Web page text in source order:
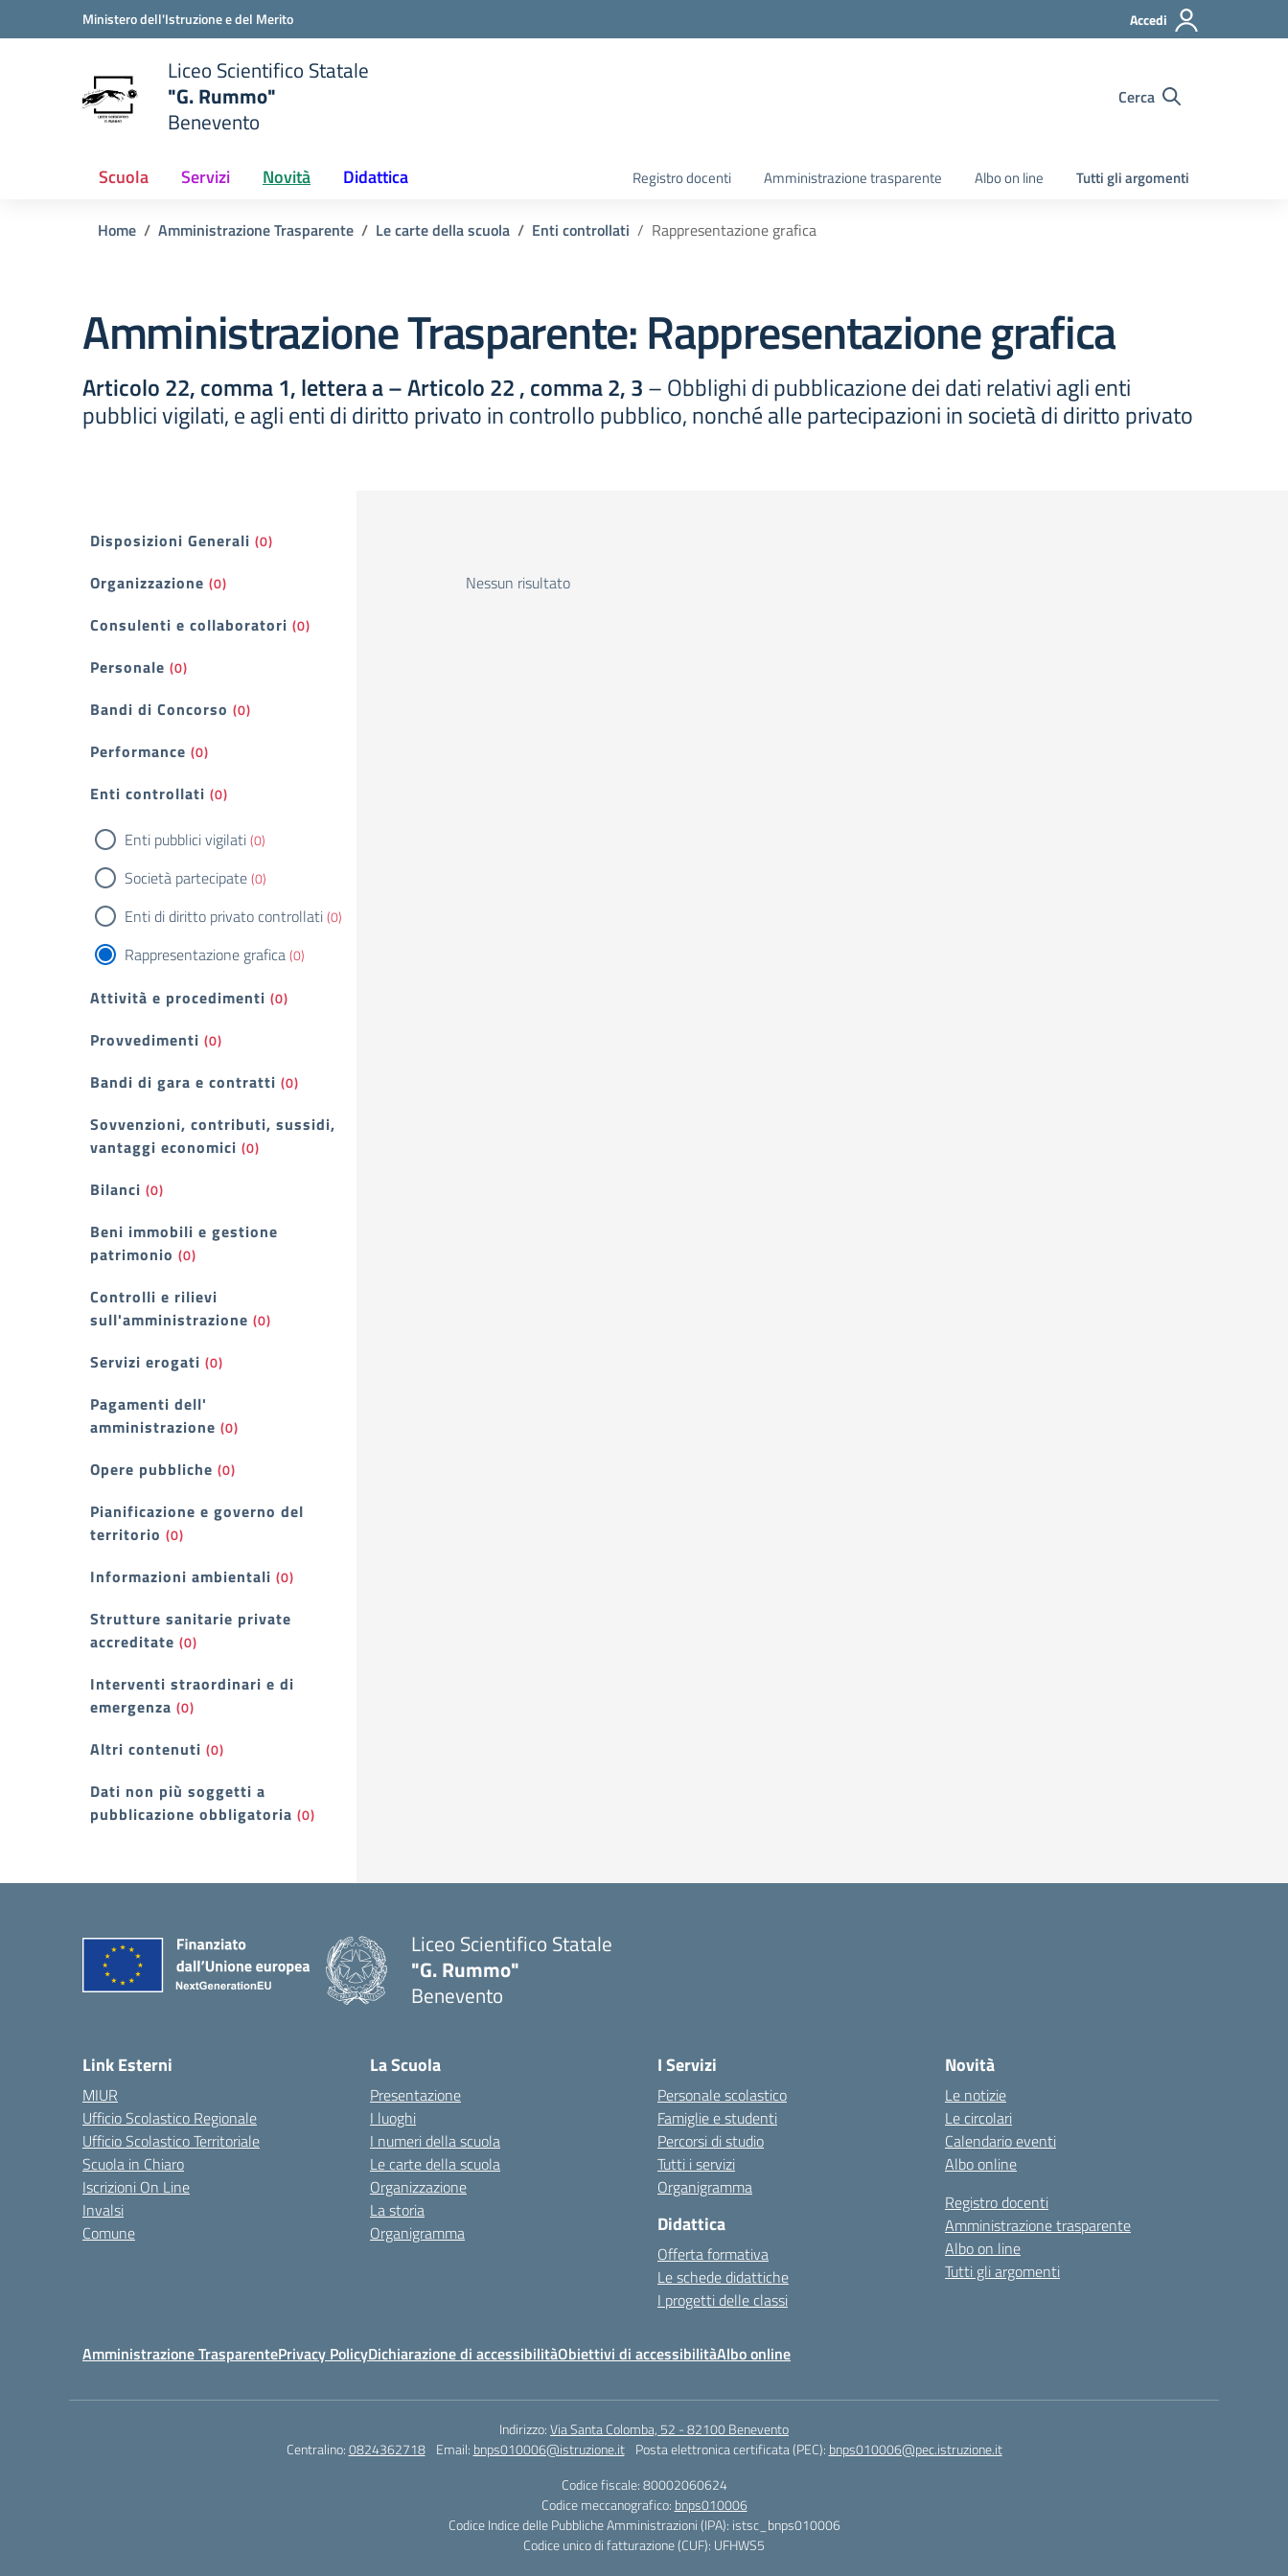
Vai ai contenuti
Vai al menu di navigazioneMinistero dell'Istruzione e del Merito Accedi
scuola
Liceo Scientifico Statale
"G. Rummo"
Benevento
Cerca
Scuola Servizi Novità Didattica Registro docenti Amministrazione trasparente Albo on line Tutti gli argomenti
Home Amministrazione Trasparente Le carte della scuola Enti controllati Rappresentazione grafica
Amministrazione Trasparente:Rappresentazione grafica
Articolo 22, comma 1, lettera a – Articolo 22 , comma 2, 3– Obblighi di pubblicazione dei dati relativi agli enti
pubblici vigilati, e agli enti di diritto privato in controllo pubblico, nonché alle partecipazioni in società di diritto privato
Filtri
Disposizioni Generali (0)
Organizzazione (0)
Consulenti e collaboratori (0)
Personale (0)
Bandi di Concorso (0)
Performance (0)
Enti controllati (0)
Enti pubblici vigilati(0)
Società partecipate(0)
Enti di diritto privato controllati(0)
Rappresentazione grafica(0)
Attività e procedimenti (0)
Provvedimenti (0)
Bandi di gara e contratti (0)
Sovvenzioni, contributi, sussidi,
vantaggi economici (0)
Bilanci (0)
Beni immobili e gestione
patrimonio (0)
Controlli e rilievi
sull'amministrazione (0)
Servizi erogati (0)
Pagamenti dell'
amministrazione (0)
Opere pubbliche (0)
Pianificazione e governo del
territorio (0)
Informazioni ambientali (0)
Strutture sanitarie private
accreditate (0)
Interventi straordinari e di
emergenza (0)
Altri contenuti (0)
Dati non più soggetti a
pubblicazione obbligatoria (0)
Nessun risultato
Liceo Scientifico Statale
"G. Rummo"
Benevento
Link Esterni
MIUR
Ufficio Scolastico Regionale
Ufficio Scolastico Territoriale
Scuola in Chiaro
Iscrizioni On Line
Invalsi
Comune
La Scuola
Presentazione
I luoghi
I numeri della scuola
Le carte della scuola
Organizzazione
La storia
Organigramma
I Servizi
Personale scolastico
Famiglie e studenti
Percorsi di studio
Tutti i servizi
Organigramma
Didattica
Offerta formativa
Le schede didattiche
I progetti delle classi
Novità
Le notizie
Le circolari
Calendario eventi
Albo online
Registro docenti
Amministrazione trasparente
Albo on line
Tutti gli argomenti
Amministrazione TrasparentePrivacy PolicyDichiarazione di accessibilitàObiettivi di accessibilitàAlbo online
Indirizzo:Via Santa Colomba, 52 - 82100 Benevento
Centralino:0824362718 Email: bnps010006@istruzione.it Posta elettronica certificata (PEC): bnps010006@pec.istruzione.it
Codice fiscale: 80002060624
Codice meccanografico: bnps010006
Codice Indice delle Pubbliche Amministrazioni (IPA): istsc_bnps010006
Codice unico di fatturazione (CUF): UFHWS5